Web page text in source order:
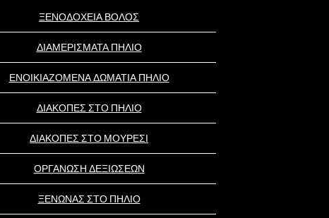
ΞΕΝΟΔΟΧΕΙΑ ΒΟΛΟΣ
ΔΙΑΜΕΡΙΣΜΑΤΑ ΠΗΛΙΟ
ΕΝΟΙΚΙΑΖΟΜΕΝΑ ΔΩΜΑΤΙΑ ΠΗΛΙΟ
ΔΙΑΚΟΠΕΣ ΣΤΟ ΠΗΛΙΟ
ΔΙΑΚΟΠΕΣ ΣΤΟ ΜΟΥΡΕΣΙ
ΟΡΓΑΝΩΣΗ ΔΕΞΙΩΣΕΩΝ
ΞΕΝΩΝΑΣ ΣΤΟ ΠΗΛΙΟ